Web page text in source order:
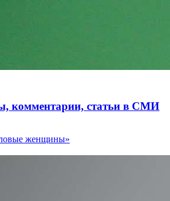
комментарии, статьи в СМИ
женщины»